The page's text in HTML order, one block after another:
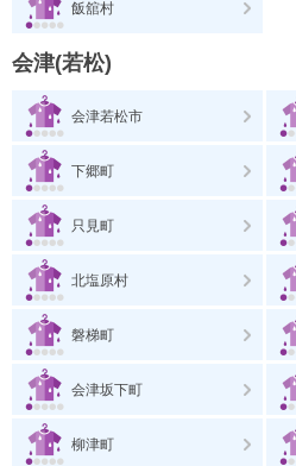
飯舘村
会津(若松)
会津若松市
下郷町
只見町
北塩原村
磐梯町
会津坂下町
柳津町